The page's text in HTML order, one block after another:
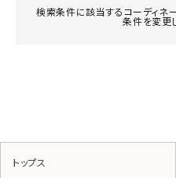
検索条件に該当するコーディネ
条件を変更
トップス